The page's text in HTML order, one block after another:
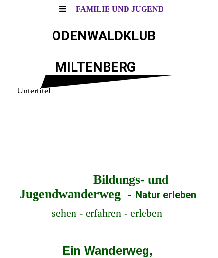
FAMILIE UND JUGEND
ODENWALDKLUB
MILTENBERG
Untertitel
Bildungs- und
Jugendwanderweg - Natur erleben
sehen - erfahren - erleben
Ein Wanderweg,